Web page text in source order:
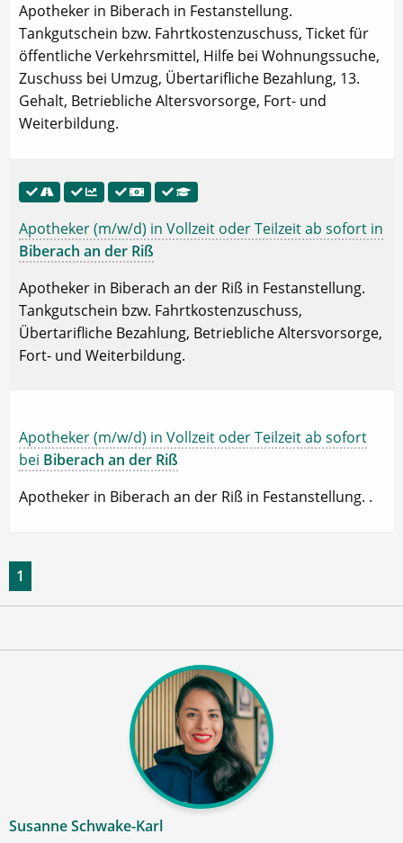
Apotheker in Biberach in Festanstellung.
Tankgutschein bzw. Fahrtkostenzuschuss, Ticket für
öffentliche Verkehrsmittel, Hilfe bei Wohnungssuche,
Zuschuss bei Umzug, Übertarifliche Bezahlung, 13.
Gehalt, Betriebliche Altersvorsorge, Fort- und
Weiterbildung.
Apotheker (m/w/d) in Vollzeit oder Teilzeit ab sofort in
Biberach an der Riß
Apotheker in Biberach an der Riß in Festanstellung.
Tankgutschein bzw. Fahrtkostenzuschuss,
Übertarifliche Bezahlung, Betriebliche Altersvorsorge,
Fort- und Weiterbildung.
Apotheker (m/w/d) in Vollzeit oder Teilzeit ab sofort
bei Biberach an der Riß
Apotheker in Biberach an der Riß in Festanstellung. .
1
Susanne Schwake-Karl